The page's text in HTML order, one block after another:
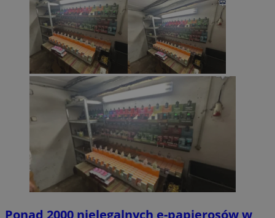
Ponad 2000 nielegalnych e-papierosów w